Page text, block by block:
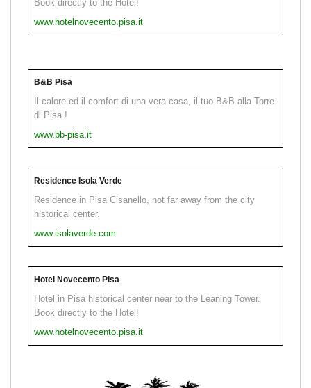
Book directly to the Hotel!
www.hotelnovecento.pisa.it
B&B Pisa
Il calore ed il comfort di una vera casa, il tuo B&B alla Torre
di Pisa !
www.bb-pisa.it
Residence Isola Verde
Residence in Pisa Cisanello, not far away from the city
historical center.
www.isolaverde.com
Hotel Novecento Pisa
Hotel in Pisa historical center near to the Leaning Tower.
Book directly to the Hotel!
www.hotelnovecento.pisa.it